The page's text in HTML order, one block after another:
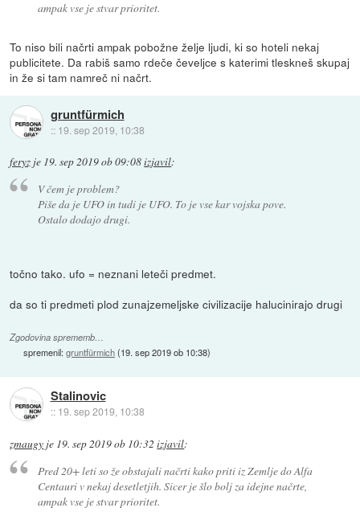
ampak vse je stvar prioritet.
To niso bili načrti ampak pobožne želje ljudi, ki so hoteli nekaj
publicitete. Da rabiš samo rdeče čeveljce s katerimi tleskneš skupaj
in že si tam namreč ni načrt.
gruntfürmich
:: 19. sep 2019, 10:38
feryz je 19. sep 2019 ob 09:08izjavil:
V čem je problem?
Piše da je UFO in tudi je UFO. To je vse kar vojska pove.
Ostalo dodajo drugi.
točno tako. ufo = neznani leteči predmet.
da so ti predmeti plod zunajzemeljske civilizacije halucinirajo drugi
Zgodovina sprememb…
spremenil:gruntfürmich(19. sep 2019 ob 10:38)
Stalinovic
:: 19. sep 2019, 10:38
zmaugy je 19. sep 2019 ob 10:32 izjavil:
Pred 20+ leti so že obstajali načrti kako priti iz Zemlje do Alfa
Centauri v nekaj desetletjih. Sicer je šlo bolj za idejne načrte,
ampak vse je stvar prioritet.